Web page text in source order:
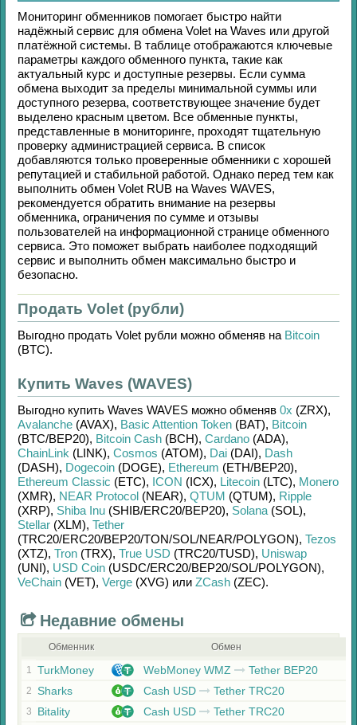
Мониторинг обменников помогает быстро найти
надёжный сервис для обмена Volet на Waves или другой
платёжной системы. В таблице отображаются ключевые
параметры каждого обменного пункта, такие как
актуальный курс и доступные резервы. Если сумма
обмена выходит за пределы минимальной суммы или
доступного резерва, соответствующее значение будет
выделено красным цветом. Все обменные пункты,
представленные в мониторинге, проходят тщательную
проверку администрацией сервиса. В список
добавляются только проверенные обменники с хорошей
репутацией и стабильной работой. Однако перед тем как
выполнить обмен Volet RUB на Waves WAVES,
рекомендуется обратить внимание на резервы
обменника, ограничения по сумме и отзывы
пользователей на информационной странице обменного
сервиса. Это поможет выбрать наиболее подходящий
сервис и выполнить обмен максимально быстро и
безопасно.
Продать Volet (рубли)
Выгодно продать Volet рубли можно обменяв на Bitcoin
(BTC).
Купить Waves (WAVES)
Выгодно купить Waves WAVES можно обменяв 0x (ZRX),
Avalanche (AVAX), Basic Attention Token (BAT), Bitcoin
(BTC/BEP20), Bitcoin Cash (BCH), Cardano (ADA),
ChainLink (LINK), Cosmos (ATOM), Dai (DAI), Dash
(DASH), Dogecoin (DOGE), Ethereum (ETH/BEP20),
Ethereum Classic (ETC), ICON (ICX), Litecoin (LTC), Monero
(XMR), NEAR Protocol (NEAR), QTUM (QTUM), Ripple
(XRP), Shiba Inu (SHIB/ERC20/BEP20), Solana (SOL),
Stellar (XLM), Tether
(TRC20/ERC20/BEP20/TON/SOL/NEAR/POLYGON), Tezos
(XTZ), Tron (TRX), True USD (TRC20/TUSD), Uniswap
(UNI), USD Coin (USDC/ERC20/BEP20/SOL/POLYGON),
VeChain (VET), Verge (XVG) или ZCash (ZEC).
Недавние обмены
Обменник Обмен
1 TurkMoney WebMoney WMZ Tether BEP20
2 Sharks Cash USD Tether TRC20
3 Bitality Cash USD Tether TRC20